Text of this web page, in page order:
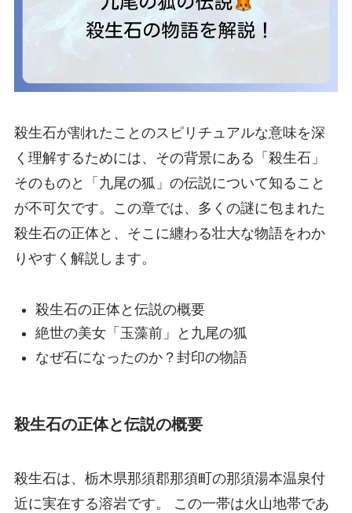
殺生石が割れたことのスピリチュアルな意味を深
く理解するためには、その背景にある「殺生石」
そのものと「九尾の狐」の伝説について知ること
が不可欠です。この章では、多くの謎に包まれた
殺生石の正体と、そこに纏わる壮大な物語をわか
りやすく解説します。
殺生石の正体と伝説の概要
絶世の美女「玉藻前」と九尾の狐
なぜ石になったのか？封印の物語
殺生石の正体と伝説の概要
殺生石は、栃木県那須郡那須町の那須湯本温泉付
近に実在する溶岩です。 この一帯は火山地帯であ